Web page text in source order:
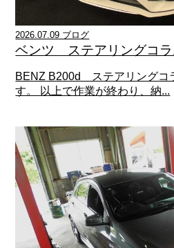
2026.07.09 ブログ
ベンツ ステアリングコラ
BENZ B200d ステアリングコ
す。 以上で作業が終わり、納...